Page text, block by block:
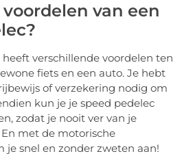
van een
heeft verschillende voordelen ten
fiets en een auto. Je hebt
of verzekering nodig om
kun je je speed pedelec
zodat je nooit ver van je
met de motorische
je snel en zonder zweten aan!